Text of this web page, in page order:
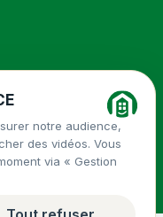
légales
confidentialité
notre audience,
des vidéos. Vous
via « Gestion